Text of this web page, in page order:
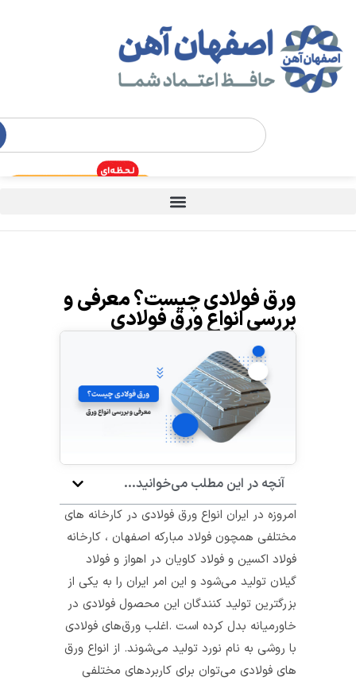
ورق فولادی چیست؟ معرفی و
بررسی انواع ورق فولادی
آنچه در این مطلب می‌خوانید...
امروزه در ایران انواع ورق فولادی در کارخانه های
مختلفی همچون فولاد مبارکه اصفهان ، کارخانه
فولاد اکسین و فولاد کاویان در اهواز و فولاد
گیلان تولید می‌شود و این امر ایران را به یکی از
بزرگترین تولید کنندگان این محصول فولادی در
خاورمیانه بدل کرده است .اغلب ورق‌های فولادی
با روشی به نام نورد تولید می‌شوند. از انواع ورق
های فولادی می‌توان برای کاربردهای مختلفی